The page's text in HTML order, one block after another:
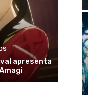
apresenta